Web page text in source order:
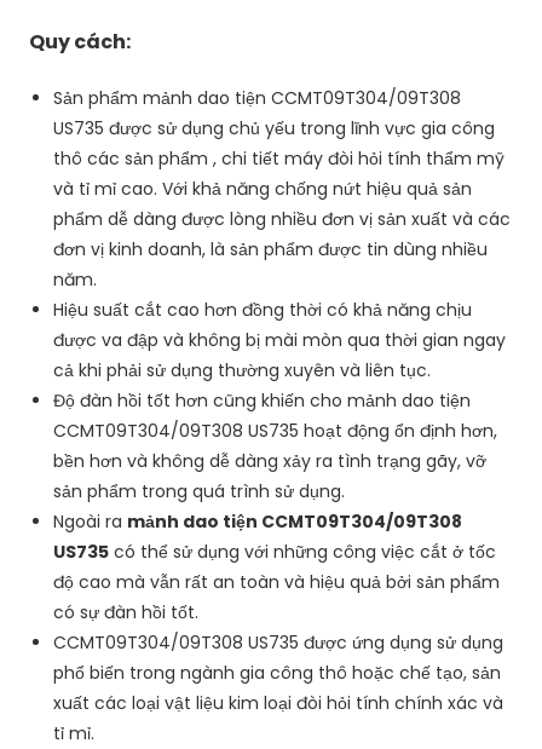
Quy cách:
Sản phẩm mảnh dao tiện CCMT09T304/09T308
US735 được sử dụng chủ yếu trong lĩnh vực gia công
thô các sản phẩm , chi tiết máy đòi hỏi tính thẩm mỹ
và tỉ mỉ cao. Với khả năng chống nứt hiệu quả sản
phẩm dễ dàng được lòng nhiều đơn vị sản xuất và các
đơn vị kinh doanh, là sản phẩm được tin dùng nhiều
năm.
Hiệu suất cắt cao hơn đồng thời có khả năng chịu
được va đập và không bị mài mòn qua thời gian ngay
cả khi phải sử dụng thường xuyên và liên tục.
Độ đàn hồi tốt hơn cũng khiến cho mảnh dao tiện
CCMT09T304/09T308 US735 hoạt động ổn định hơn,
bền hơn và không dễ dàng xảy ra tình trạng gãy, vỡ
sản phẩm trong quá trình sử dụng.
Ngoài ra mảnh dao tiện CCMT09T304/09T308
US735 có thể sử dụng với những công việc cắt ở tốc
độ cao mà vẫn rất an toàn và hiệu quả bởi sản phẩm
có sự đàn hồi tốt.
CCMT09T304/09T308 US735 được ứng dụng sử dụng
phổ biến trong ngành gia công thô hoặc chế tạo, sản
xuất các loại vật liệu kim loại đòi hỏi tính chính xác và
tỉ mỉ.